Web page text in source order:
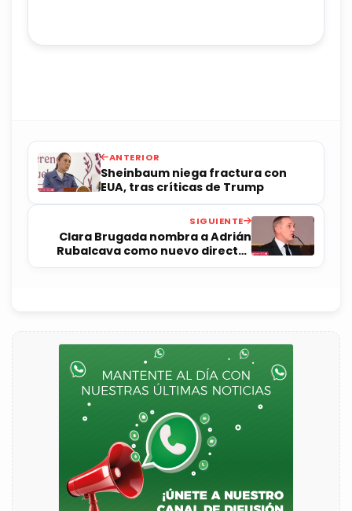
ANTERIOR
Sheinbaum niega fractura con
EUA, tras críticas de Trump
SIGUIENTE
Clara Brugada nombra a Adrián
Rubalcava como nuevo director
del Metro